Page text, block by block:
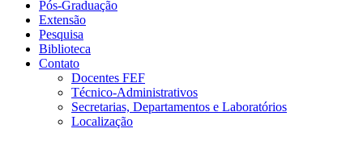
Pós-Graduação
Extensão
Pesquisa
Biblioteca
Contato
Docentes FEF
Técnico-Administrativos
Secretarias, Departamentos e Laboratórios
Localização